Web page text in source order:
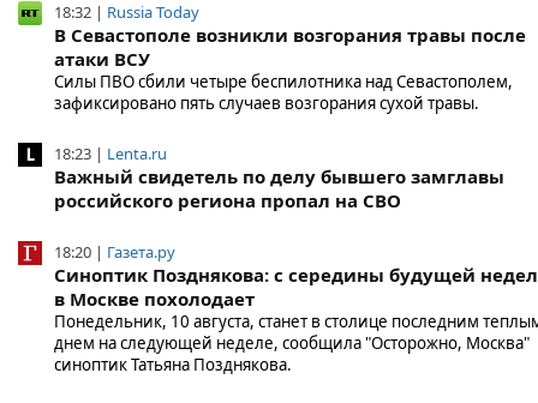
18:32 | Russia Today
В Севастополе возникли возгорания травы после
атаки ВСУ
Силы ПВО сбили четыре беспилотника над Севастополем,
зафиксировано пять случаев возгорания сухой травы.
18:23 | Lenta.ru
Важный свидетель по делу бывшего замглавы
российского региона пропал на СВО
18:20 | Газета.ру
Синоптик Позднякова: с середины будущей
в Москве похолодает
Понедельник, 10 августа, станет в столице последним
днем на следующей неделе, сообщила "Осторожно, Москва"
синоптик Татьяна Позднякова.